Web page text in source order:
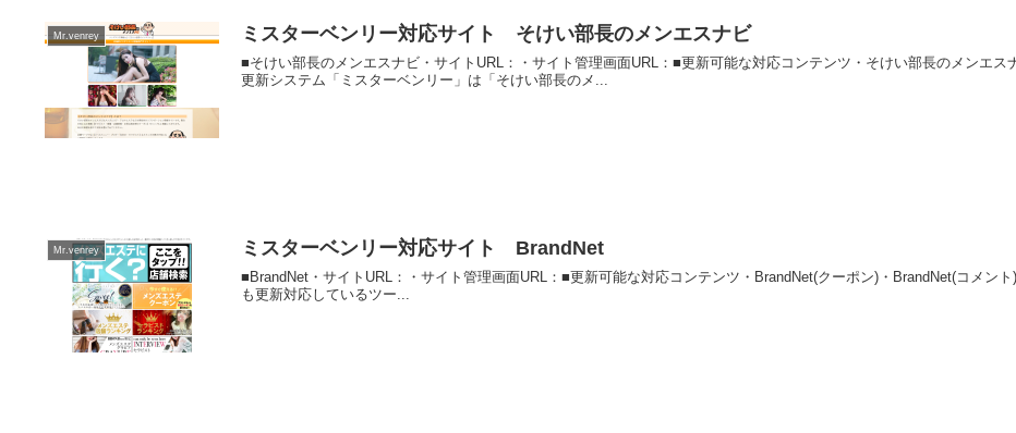
Mr.venrey ミスターベンリー対応サイト そけい部長のメンエスナビ
■そけい部長のメンエスナビ・サイトURL：・サイト管理画面URL：■更新可能な対応コンテンツ・そけい部長のメンエ
更新システム「ミスターベンリー」は「そけい部長のメ...
Mr.venrey ミスターベンリー対応サイト BrandNet
■BrandNet・サイトURL：・サイト管理画面URL：■更新可能な対応コンテンツ・BrandNet(クーポン)・BrandNet(コメン
も更新対応しているツー...